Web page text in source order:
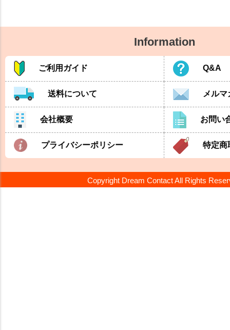
Information
ご利用ガイド Q&A
送料について メル
会社概要 お問い
プライバシーポリシー 特定商
Copyright Dream Contact All Rights